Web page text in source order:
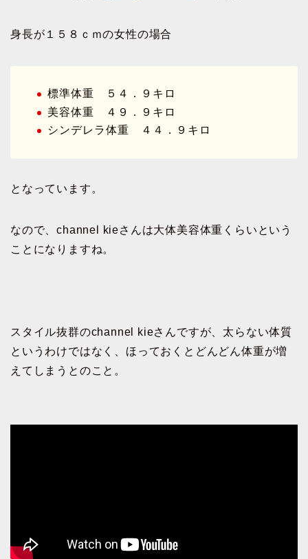
身長が１５８ｃｍの女性の場合
標準体重 ５４．９キロ
美容体重 ４９．９キロ
シンデレラ体重 ４４．９キロ
となっています。
なので、channel kieさんは大体美容体重くらいという
ことになりますね。
スタイル抜群のchannel kieさんですが、太らない体質
というわけではなく、ほっておくとどんどん体重が増
えてしまうとのこと。